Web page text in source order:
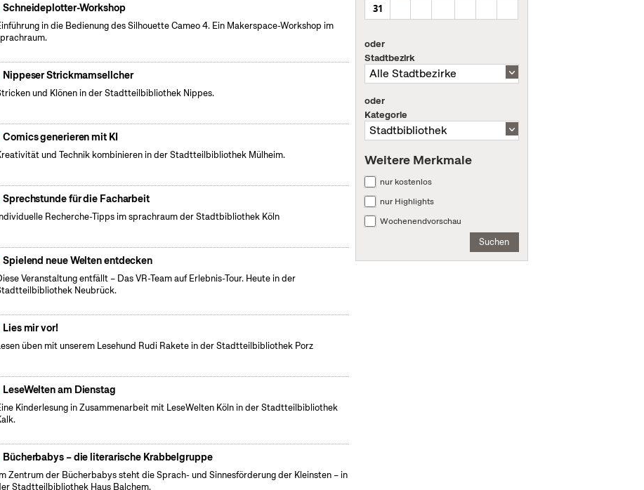
Schneideplotter-Workshop
in die Bedienung des Silhouette Cameo 4. Ein Makerspace-Workshop im
Nippeser Strickmamsellcher
und Klönen in der Stadtteilbibliothek Nippes.
Comics generieren mit KI
und Technik kombinieren in der Stadtteilbibliothek Mülheim.
Sprechstunde für die Facharbeit
Recherche-Tipps im sprachraum der Stadtbibliothek Köln
Spielend neue Welten entdecken
Veranstaltung entfällt – Das VR-Team auf Erlebnis-Tour. Heute in der
Neubrück.
Lies mir vor!
üben mit unserem Lesehund Rudi Rakete in der Stadtteilbibliothek Porz
LeseWelten am Dienstag
Kinderlesung in Zusammenarbeit mit LeseWelten Köln in der Stadtteilbibliothek
Bücherbabys – die literarische Krabbelgruppe
Zentrum der Bücherbabys steht die Sprach- und Sinnesförderung der Kleinsten – in
Stadtteilbibliothek Haus Balchem.
31
oder
Stadtbezirk
oder
Kategorie
Weitere Merkmale
nur kostenlos
nur Highlights
Wochenendvorschau
Suchen